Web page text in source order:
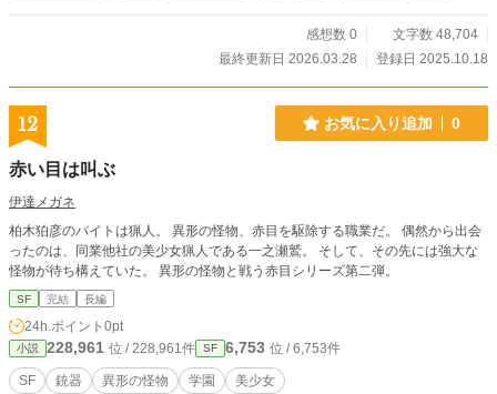
感想数 0
文字数 48,704
最終更新日 2026.03.28
登録日 2025.10.18
12 お気に入り追加 0
赤い目は叫ぶ
伊達メガネ
柏木狛彦のバイトは猟人。 異形の怪物、赤目を駆除する職業だ。 偶然から出会
ったのは、同業他社の美少女猟人である一之瀬鷲。 そして、その先には強大な
怪物が待ち構えていた。 異形の怪物と戦う赤目シリーズ第二弾。
SF 完結 長編
24h.ポイント 0pt
小説 228,961 位 / 228,961件 SF 6,753 位 / 6,753件
SF 銃器 異形の怪物 学園 美少女